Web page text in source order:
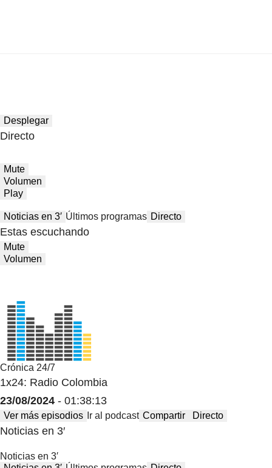
Desplegar
Directo
Mute
Volumen
Play
Noticias en 3′ Últimos programas Directo
Estas escuchando
Mute
Volumen
Crónica 24/7
1x24: Radio Colombia
23/08/2024 - 01:38:13
Ver más episodios Ir al podcast Compartir Directo
Noticias en 3′
Noticias en 3′